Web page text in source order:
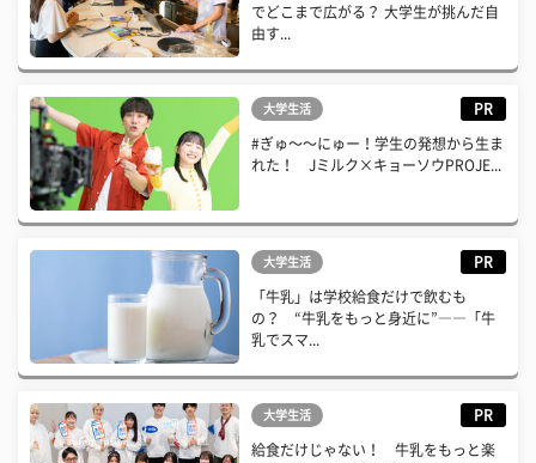
でどこまで広がる？ 大学生が挑んだ自
由す...
大学生活 PR
#ぎゅ〜〜にゅー！学生の発想から生ま
れた！ Jミルク×キョーソウPROJE...
大学生活 PR
「牛乳」は学校給食だけで飲むも
の？ “牛乳をもっと身近に”――「牛
乳でスマ...
大学生活 PR
給食だけじゃない！ 牛乳をもっと楽